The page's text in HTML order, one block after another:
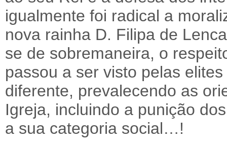
igualmente foi radical a
nova rainha D. Filipa de
se de sobremaneira, o
passou a ser visto pelas
diferente, prevalecendo as
Igreja, incluindo a punição
a sua categoria social…!